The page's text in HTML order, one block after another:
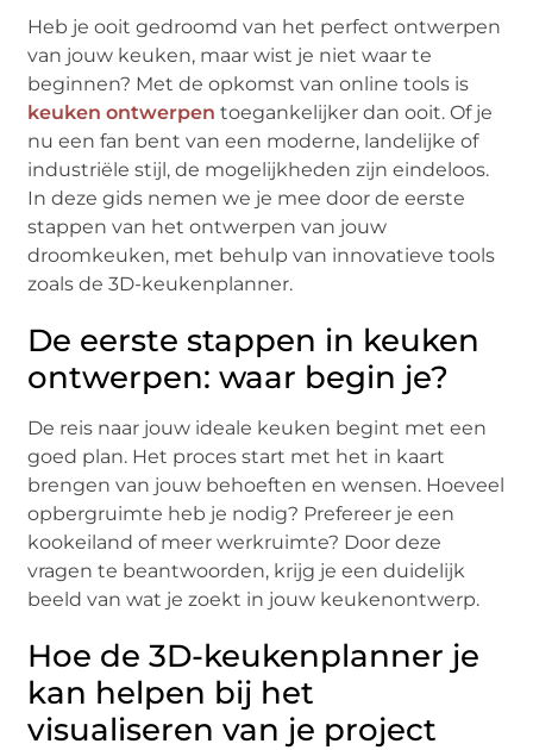
Heb je ooit gedroomd van het perfect ontwerpen
van jouw keuken, maar wist je niet waar te
beginnen? Met de opkomst van online tools is
keuken ontwerpen toegankelijker dan ooit. Of je
nu een fan bent van een moderne, landelijke of
industriële stijl, de mogelijkheden zijn eindeloos.
In deze gids nemen we je mee door de eerste
stappen van het ontwerpen van jouw
droomkeuken, met behulp van innovatieve tools
zoals de 3D-keukenplanner.
De eerste stappen in keuken
ontwerpen: waar begin je?
De reis naar jouw ideale keuken begint met een
goed plan. Het proces start met het in kaart
brengen van jouw behoeften en wensen. Hoeveel
opbergruimte heb je nodig? Prefereer je een
kookeiland of meer werkruimte? Door deze
vragen te beantwoorden, krijg je een duidelijk
beeld van wat je zoekt in jouw keukenontwerp.
Hoe de 3D-keukenplanner je
kan helpen bij het
visualiseren van je project